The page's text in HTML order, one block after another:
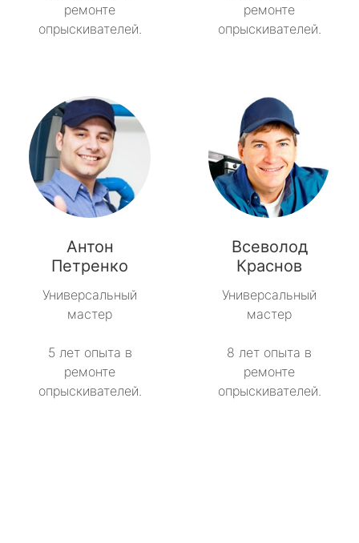
ремонте
опрыскивателей.
ремонте
опрыскивателей.
Антон
Петренко
Универсальный
мастер
5 лет опыта в
ремонте
опрыскивателей.
Всеволод
Краснов
Универсальный
мастер
8 лет опыта в
ремонте
опрыскивателей.